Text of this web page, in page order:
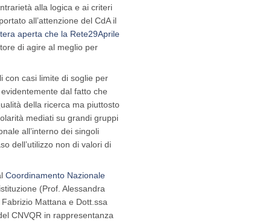
alla logica e ai criteri
all’attenzione del CdA il
aperta che la Rete29Aprile
di agire al meglio per
con casi limite di soglie per
dal fatto che
della ricerca ma piuttosto
mediati su grandi gruppi
all’interno dei singoli
dell’utilizzo non di valori di
Coordinamento Nazionale
(Prof. Alessandra
Mattana e Dott.ssa
CNVQR in rappresentanza